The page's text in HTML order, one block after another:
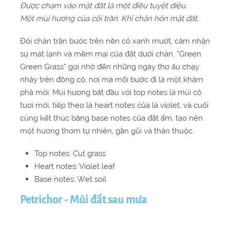
Được chạm vào mặt đất là một điều tuyệt diệu.
Một mùi hương của cõi trần. Khi chân hôn mặt đất.
Đôi chân trần bước trên nền cỏ xanh mướt, cảm nhận
sự mát lạnh và mềm mại của đất dưới chân. “Green
Green Grass” gợi nhớ đến những ngày thơ ấu chạy
nhảy trên đồng cỏ, nơi mà mỗi bước đi là một khám
phá mới. Mùi hương bắt đầu với top notes là mùi cỏ
tươi mới, tiếp theo là heart notes của lá violet, và cuối
cùng kết thúc bằng base notes của đất ẩm, tạo nên
một hương thơm tự nhiên, gần gũi và thân thuộc.
Top notes: Cut grass
Heart notes: Violet leaf
Base notes: Wet soil
Petrichor - Mùi đất sau mưa